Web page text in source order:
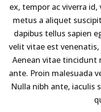
ex, tempor ac viverra id,
metus a aliquet
dapibus tellus sapien
velit vitae est
Aenean vitae tincidunt
ante. Proin malesuada
Nulla nibh ante,